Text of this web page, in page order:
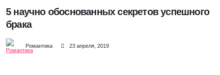
5 научно обоснованных секретов успешного
брака
Романтика 23 апреля, 2019